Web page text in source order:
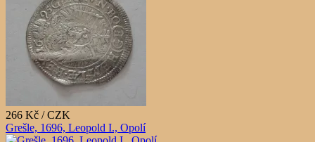
266 Kč / CZK
Grešle, 1696, Leopold I., Opolí